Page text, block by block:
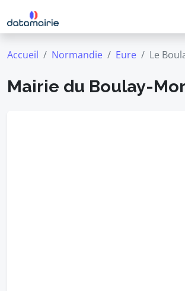
Accueil Normandie Eure Le
Mairie du Boulay-